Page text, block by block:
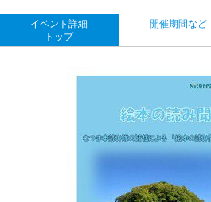
イベント詳細
トップ
開催期間など